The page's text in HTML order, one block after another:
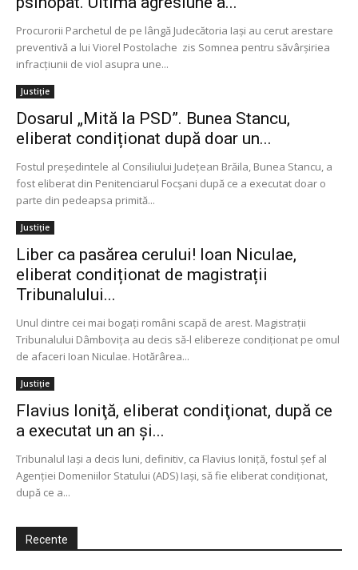
Procurorii Parchetul de pe lângă Judecătoria Iași au cerut arestare
preventivă a lui Viorel Postolache zis Somnea pentru săvârşiriea
infracţiunii de viol asupra une...
Justiție
Dosarul „Mită la PSD”. Bunea Stancu,
eliberat condiționat după doar un...
Fostul preşedintele al Consiliului Judeţean Brăila, Bunea Stancu, a
fost eliberat din Penitenciarul Focşani după ce a executat doar o
parte din pedeapsa primită...
Justiție
Liber ca pasărea cerului! Ioan Niculae,
eliberat condiționat de magistrații
Tribunalului...
Unul dintre cei mai bogaţi români scapă de arest. Magistraţii
Tribunalului Dâmboviţa au decis să-l elibereze condiţionat pe omul
de afaceri Ioan Niculae. Hotărârea...
Justiție
Flavius Ioniţă, eliberat condiţionat, după ce
a executat un an şi...
Tribunalul Iaşi a decis luni, definitiv, ca Flavius Ioniţă, fostul şef al
Agenţiei Domeniilor Statului (ADS) Iaşi, să fie eliberat condiţionat,
după ce a...
Recente